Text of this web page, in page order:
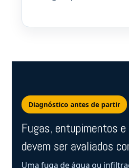
Diagnóstico antes de partir
Fugas, entupimentos
devem ser avaliados
Uma fuga de água ou